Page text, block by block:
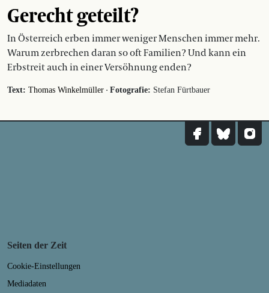
Gerecht geteilt?
In Österreich erben immer weniger Menschen immer mehr.
Warum zerbrechen daran so oft Familien? Und kann ein
Erbstreit auch in einer Versöhnung enden?
Text: Thomas Winkelmüller · Fotografie: Stefan Fürtbauer
Seiten der Zeit
Cookie-Einstellungen
Mediadaten